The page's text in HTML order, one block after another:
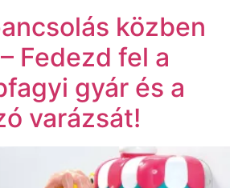
közben
Fedezd fel a
gyár és a
varázsát!